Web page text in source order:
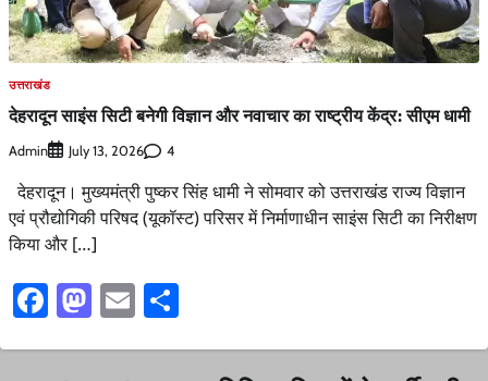
उत्तराखंड
देहरादून साइंस सिटी बनेगी विज्ञान और नवाचार का राष्ट्रीय केंद्र: सीएम धामी
Admin July 13, 2026 4
देहरादून। मुख्यमंत्री पुष्कर सिंह धामी ने सोमवार को उत्तराखंड राज्य विज्ञान
एवं प्रौद्योगिकी परिषद (यूकॉस्ट) परिसर में निर्माणाधीन साइंस सिटी का निरीक्षण
किया और […]
Facebook
Mastodon
Email